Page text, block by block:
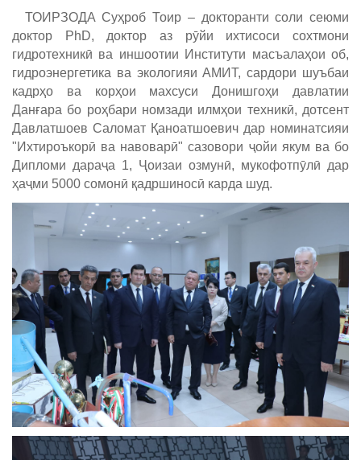
ТОИРЗОДА Суҳроб Тоир –докторанти соли сеюми
доктор
PhD, доктор аз рӯйи ихтисоси сохтмони
гидротехникӣ ва иншоотии Институти масъалаҳои об,
гидроэнергетика ва экологияи АМИТ, сардори шуъбаи
кадрҳо ва корҳои махсусиДонишгоҳи давлатии
Данғара бо роҳбари номзади илмҳои техникӣ, дотсент
Давлатшоев Саломат Қаноатшоевич дар номинатсияи
"Ихтироъкорӣ ва навоварӣ" сазовори ҷойи якум ва бо
Дипломи дараҷа 1, Ҷоизаи озмунӣ, мукофотпӯлӣ дар
ҳаҷми 5000 сомонӣ қадршиносӣ карда шуд.